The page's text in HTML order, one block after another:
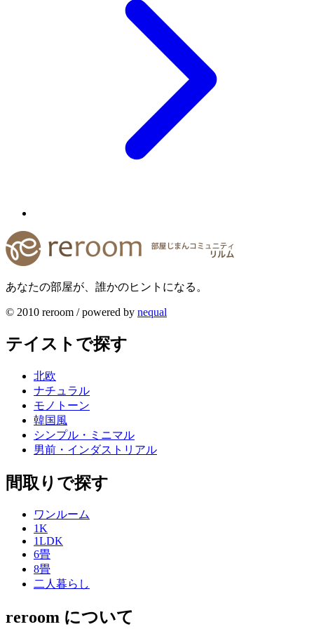
あなたの部屋が、誰かのヒントになる。
© 2010 reroom / powered by nequal
テイストで探す
北欧
ナチュラル
モノトーン
韓国風
シンプル・ミニマル
男前・インダストリアル
間取りで探す
ワンルーム
1K
1LDK
6畳
8畳
二人暮らし
reroom について